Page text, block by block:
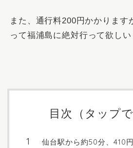
また、通行料200円かかります
って福浦島に絶対行って欲しい
目次（タップで
仙台駅から約50分、410円